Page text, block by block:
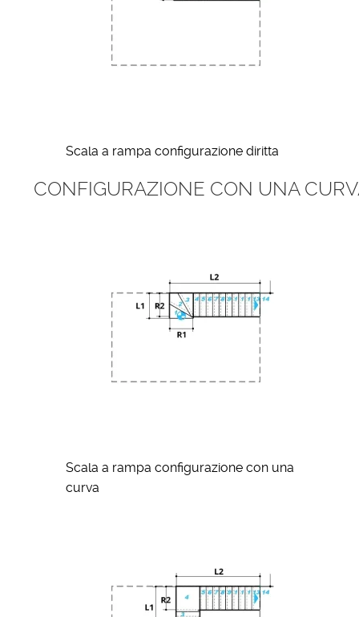
Scala a rampa configurazione diritta
CONFIGURAZIONE CON UNA
Scala a rampa configurazione con una
curva